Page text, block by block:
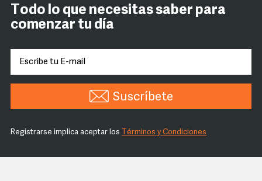
Todo lo que necesitas saber para
comenzar tu día
Suscríbete
Registrarse implica aceptar los Términos y Condiciones